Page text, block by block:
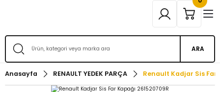
ARA
Anasayfa RENAULT YEDEK PARÇA Renault Kadjar Sis Far